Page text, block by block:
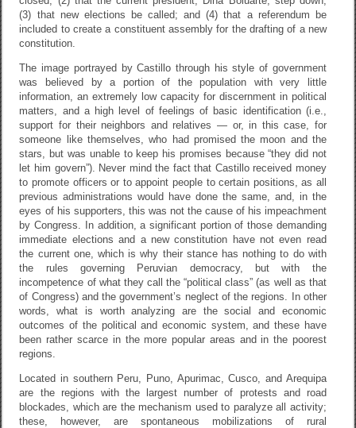
(3) that new elections be called; and (4) that a referendum be
included to create a constituent assembly for the drafting of a new
constitution.
The image portrayed by Castillo through his style of government
was believed by a portion of the population with very little
information, an extremely low capacity for discernment in political
matters, and a high level of feelings of basic identification (i.e.,
support for their neighbors and relatives — or, in this case, for
someone like themselves, who had promised the moon and the
stars, but was unable to keep his promises because “they did not
let him govern”). Never mind the fact that Castillo received money
to promote officers or to appoint people to certain positions, as all
previous administrations would have done the same, and, in the
eyes of his supporters, this was not the cause of his impeachment
by Congress. In addition, a significant portion of those demanding
immediate elections and a new constitution have not even read
the current one, which is why their stance has nothing to do with
the rules governing Peruvian democracy, but with the
incompetence of what they call the “political class” (as well as that
of Congress) and the government’s neglect of the regions. In other
words, what is worth analyzing are the social and economic
outcomes of the political and economic system, and these have
been rather scarce in the more popular areas and in the poorest
regions.
Located in southern Peru, Puno, Apurimac, Cusco, and Arequipa
are the regions with the largest number of protests and road
blockades, which are the mechanism used to paralyze all activity;
these, however, are spontaneous mobilizations of rural